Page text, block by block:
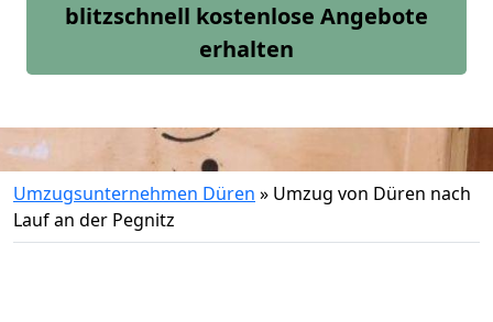
blitzschnell kostenlose Angebote
erhalten
Umzugsunternehmen Düren » Umzug von Düren nach
Lauf an der Pegnitz